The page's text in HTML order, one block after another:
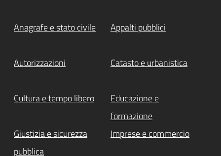
Anagrafe e stato civile Appalti pubblici
Autorizzazioni Catasto e urbanistica
Cultura e tempo libero
Educazione e
formazione
Giustizia e sicurezza
pubblica
Imprese e commercio